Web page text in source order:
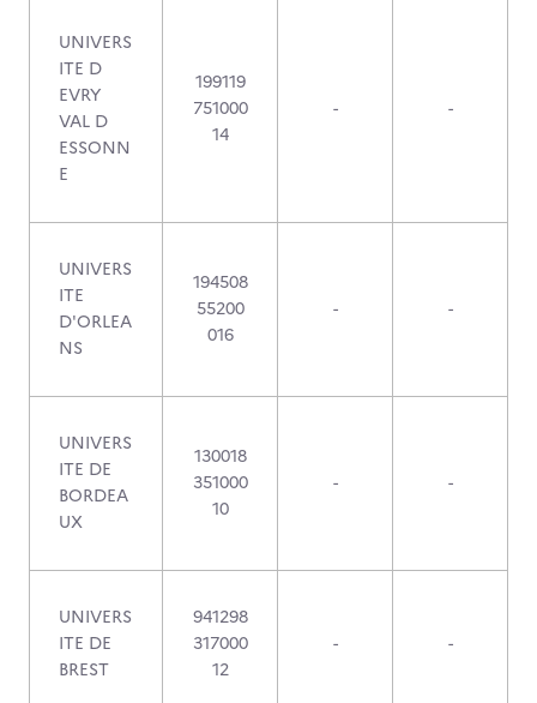
UNIVERS
ITE D
EVRY
VAL D
ESSONN
E
199119
751000
14
- -
UNIVERS
ITE
D'ORLEA
NS
194508
55200
016
- -
UNIVERS
ITE DE
BORDEA
UX
130018
351000
10
- -
UNIVERS
ITE DE
BREST
941298
317000
12
- -